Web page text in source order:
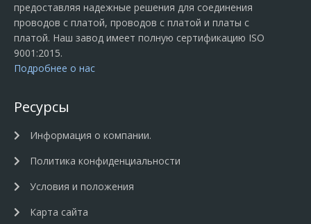
предоставляя надежные решения для соединения
проводов с платой, проводов с платой и платы с
платой. Наш завод имеет полную сертификацию ISO
9001:2015.
Подробнее о нас
Ресурсы
Информация о компании.
Политика конфиденциальности
Условия и положения
Карта сайта